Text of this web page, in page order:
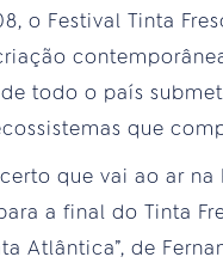
o Festival Tinta
todo o país
que
que vai ao ar na
a final do Tinta
Atlântica”, de